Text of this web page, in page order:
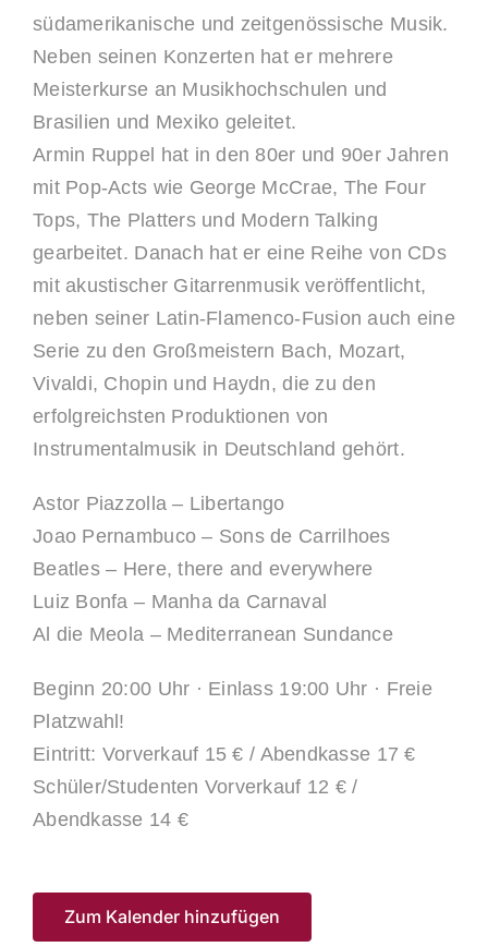
südamerikanische und zeitgenössische Musik.
Neben seinen Konzerten hat er mehrere
Meisterkurse an Musikhochschulen und
Brasilien und Mexiko geleitet.
Armin Ruppel hat in den 80er und 90er Jahren
mit Pop-Acts wie George McCrae, The Four
Tops, The Platters und Modern Talking
gearbeitet. Danach hat er eine Reihe von CDs
mit akustischer Gitarrenmusik veröffentlicht,
neben seiner Latin-Flamenco-Fusion auch eine
Serie zu den Großmeistern Bach, Mozart,
Vivaldi, Chopin und Haydn, die zu den
erfolgreichsten Produktionen von
Instrumentalmusik in Deutschland gehört.
Astor Piazzolla – Libertango
Joao Pernambuco – Sons de Carrilhoes
Beatles – Here, there and everywhere
Luiz Bonfa – Manha da Carnaval
Al die Meola – Mediterranean Sundance
Beginn 20:00 Uhr · Einlass 19:00 Uhr · Freie
Platzwahl!
Eintritt: Vorverkauf 15 € / Abendkasse 17 €
Schüler/Studenten Vorverkauf 12 € /
Abendkasse 14 €
Zum Kalender hinzufügen